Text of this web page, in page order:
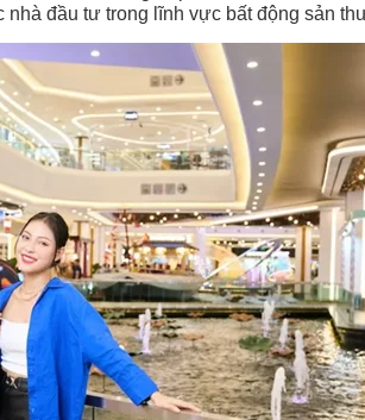
đầu tư trong lĩnh vực bất động sản